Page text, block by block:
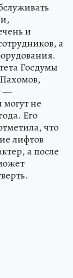
и
а
Госдумы
—
не
Его
что
лифтов
а после